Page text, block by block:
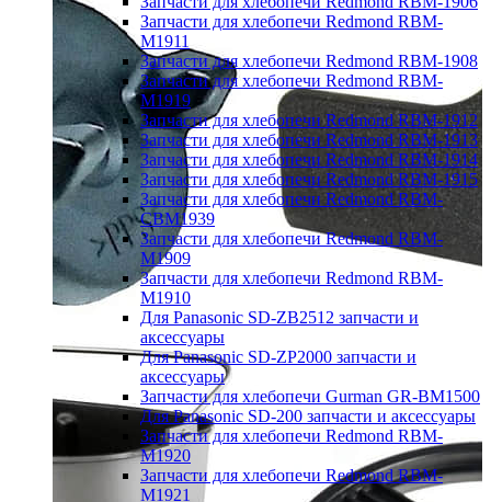
Запчасти для хлебопечи Redmond RBM-
M1911
Запчасти для хлебопечи Redmond RBM-1908
Запчасти для хлебопечи Redmond RBM-
M1919
Запчасти для хлебопечи Redmond RBM-1912
Запчасти для хлебопечи Redmond RBM-1913
Запчасти для хлебопечи Redmond RBM-1914
Запчасти для хлебопечи Redmond RBM-1915
Запчасти для хлебопечи Redmond RBM-
CBM1939
Запчасти для хлебопечи Redmond RBM-
M1909
Запчасти для хлебопечи Redmond RBM-
M1910
Для Panasonic SD-ZB2512 запчасти и
аксессуары
Для Panasonic SD-ZP2000 запчасти и
аксессуары
Запчасти для хлебопечи Gurman GR-BM1500
Для Panasonic SD-200 запчасти и аксессуары
Запчасти для хлебопечи Redmond RBM-
M1920
Запчасти для хлебопечи Redmond RBM-
M1921